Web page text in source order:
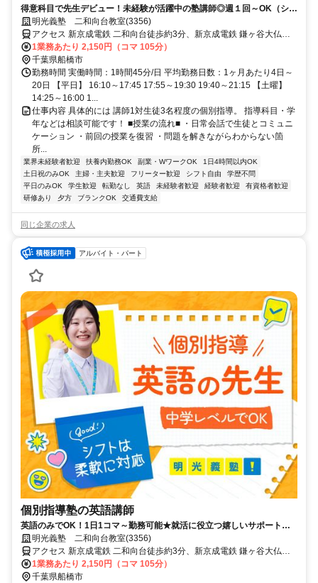
得意科目で先生デビュー！未経験が活躍中の塾講師◎週１回～OK（シフ
ト自由）
明光義塾 二和向台教室(3356)
アクセス 新京成電鉄 二和向台徒歩約3分、新京成電鉄 鎌ヶ谷大仏南
口徒歩約13分、新京成電鉄 三咲東口徒歩約16分 新京成電鉄線二和向
台駅より 徒歩約3分
1業務あたり 2,150円（コマ 105分）
千葉県船橋市
勤務時間 実働時間：1時間45分/日 平均勤務日数：1ヶ月あたり4日～
20日 【平日】 16:10～17:45 17:55～19:30 19:40～21:15 【土曜】
14:25～16:00 1...
仕事内容 具体的には 講師1対生徒3名程度の個別指導。 指導科目・学
年などは相談可能です！ ■授業の流れ■ ・日常会話で生徒とコミュニ
ケーション ・前回の授業を復習 ・問題を解きながらわからない箇
所...
業界未経験者歓迎 扶養内勤務OK 副業・WワークOK
1日4時間以内OK
土日祝のみOK
主婦・主夫歓迎 フリーター歓迎 シフト自由
学歴不問
平日のみOK
学生歓迎 転勤なし 英語 未経験者歓迎 経験者歓迎
有資格者歓迎
研修あり
夕方 ブランクOK 交通費支給
同じ企業の求人
アルバイト・パート
個別指導塾の英語講師
英語のみでOK！1日1コマ～勤務可能★就活に役立つ嬉しいサポートも
◎ミドル・シニアも活躍中
明光義塾 二和向台教室(3356)
アクセス 新京成電鉄 二和向台徒歩約3分、新京成電鉄 鎌ヶ谷大仏南
口徒歩約13分、新京成電鉄 三咲東口徒歩約16分 新京成電鉄線二和向
台駅より 徒歩約3分
1業務あたり 2,150円（コマ 105分）
千葉県船橋市